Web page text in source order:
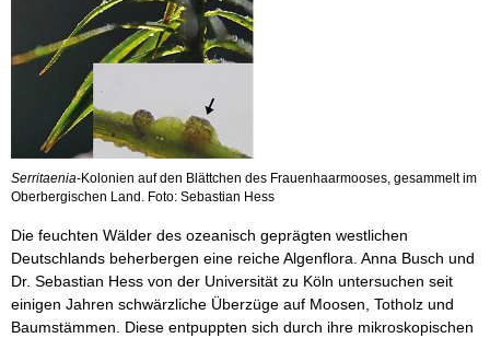
Serritaenia-Kolonien auf den Blättchen des Frauenhaarmooses, gesammelt im
Oberbergischen Land. Foto: Sebastian Hess
Die feuchten Wälder des ozeanisch geprägten westlichen
Deutschlands beherbergen eine reiche Algenflora. Anna Busch und
Dr. Sebastian Hess von der Universität zu Köln untersuchen seit
einigen Jahren schwärzliche Überzüge auf Moosen, Totholz und
Baumstämmen. Diese entpuppten sich durch ihre mikroskopischen